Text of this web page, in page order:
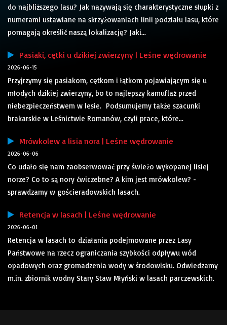
do najbliższego lasu? Jak nazywają się charakterystyczne słupki z
numerami ustawiane na skrzyżowaniach linii podziału lasu, które
pomagają określić naszą lokalizację? Jaki...
Pasiaki, cętki u dzikiej zwierzyny | Leśne wędrowanie
2026-06-15
Przyjrzymy się pasiakom, cętkom i łątkom pojawiającym się u
młodych dzikiej zwierzyny, bo to najlepszy kamuflaż przed
niebezpieczeństwem w lesie. Podsumujemy także szacunki
brakarskie w Leśnictwie Romanów, czyli prace, które...
Mrówkolew a lisia nora | Leśne wędrowanie
2026-06-06
Co udało się nam zaobserwować przy świeżo wykopanej lisiej
norze? Co to są nory ćwiczebne? A kim jest mrówkolew? -
sprawdzamy w gościeradowskich lasach.
Retencja w lasach | Leśne wędrowanie
2026-06-01
Retencja w lasach to działania podejmowane przez Lasy
Państwowe na rzecz ograniczania szybkości odpływu wód
opadowych oraz gromadzenia wody w środowisku. Odwiedzamy
m.in. zbiornik wodny Stary Staw Młyński w lasach parczewskich.